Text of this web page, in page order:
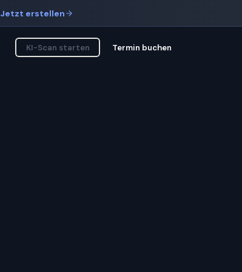
Jetzt erstellen
KI-Scan starten Termin buchen